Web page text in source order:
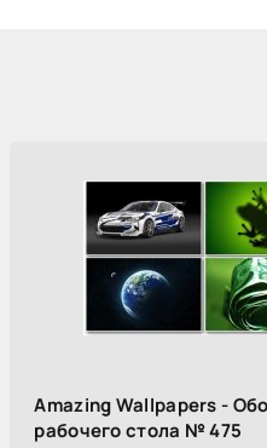
Amazing Wallpapers -
рабочего стола № 475